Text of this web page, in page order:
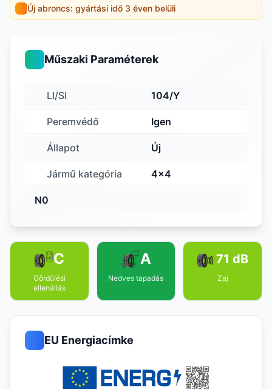
Új abroncs: gyártási idő 3 éven belüli
Műszaki Paraméterek
LI/SI 104/Y
Peremvédő Igen
Állapot Új
Jármű kategória 4x4
N0
C
Gördülési
ellenállás
A
Nedves tapadás
71 dB
Zaj
EU Energiacímke